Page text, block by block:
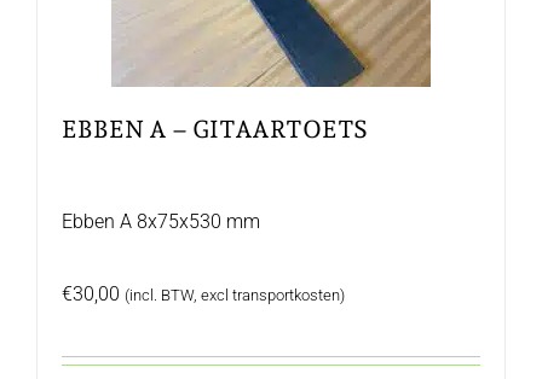
EBBEN A – GITAARTOETS
Ebben A 8x75x530 mm
€30,00 (incl. BTW, excl transportkosten)